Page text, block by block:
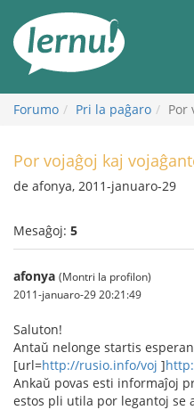
enhavo
Forumo Pri la paĝaro Por
Por vojaĝoj kaj
de afonya, 2011-januaro-29
Mesaĝoj: 5
afonya (Montri la profilon)
2011-januaro-29 20:21:49
Saluton!
Antaŭ nelonge startis
[url=http://rusio.info/voj ]
Ankaŭ povas esti informaĵoj
estos pli utila por legantoj se